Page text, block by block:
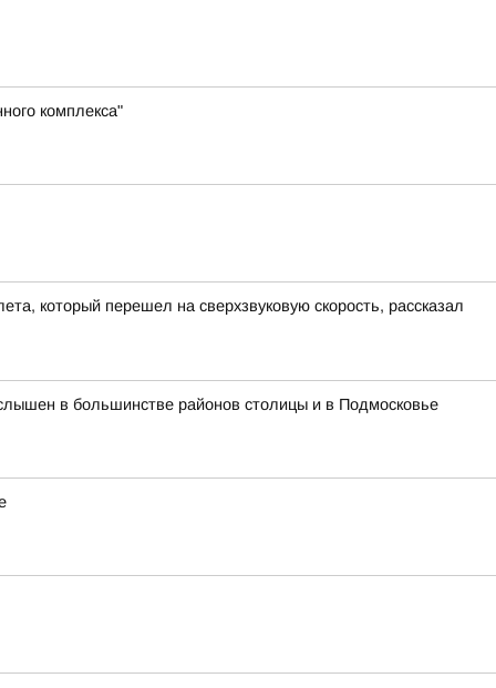
комплекса"
который перешел на сверхзвуковую скорость, рассказал
в большинстве районов столицы и в Подмосковье